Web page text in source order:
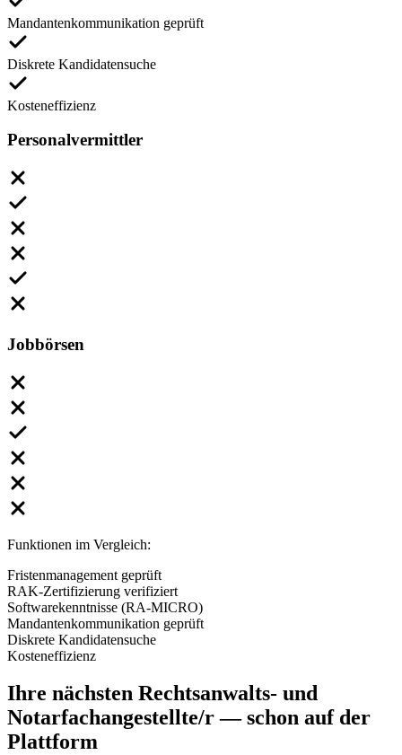
Mandantenkommunikation geprüft
Diskrete Kandidatensuche
Kosteneffizienz
Personalvermittler
Jobbörsen
Funktionen im Vergleich:
Fristenmanagement geprüft
RAK-Zertifizierung verifiziert
Softwarekenntnisse (RA-MICRO)
Mandantenkommunikation geprüft
Diskrete Kandidatensuche
Kosteneffizienz
Ihre nächsten Rechtsanwalts- und
Notarfachangestellte/r— schon auf der
Plattform